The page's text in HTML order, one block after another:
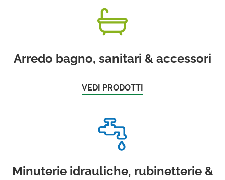
Arredo bagno, sanitari & accessori
VEDI PRODOTTI
Minuterie idrauliche, rubinetterie &